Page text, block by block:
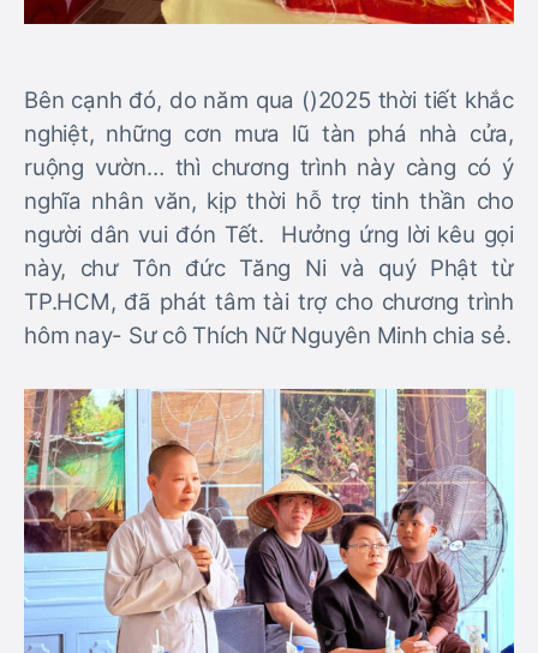
Bên cạnh đó, do năm qua ()2025 thời tiết khắc
nghiệt, những cơn mưa lũ tàn phá nhà cửa,
ruộng vườn… thì chương trình này càng có ý
nghĩa nhân văn, kịp thời hỗ trợ tinh thần cho
người dân vui đón Tết. Hưởng ứng lời kêu gọi
này, chư Tôn đức Tăng Ni và quý Phật từ
TP.HCM, đã phát tâm tài trợ cho chương trình
hôm nay- Sư cô Thích Nữ Nguyên Minh chia sẻ.